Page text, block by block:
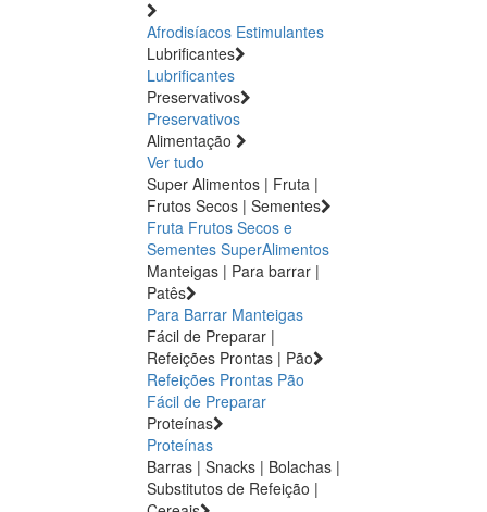
Afrodisíacos Estimulantes
Lubrificantes
Lubrificantes
Preservativos
Preservativos
Alimentação
Ver tudo
Super Alimentos | Fruta |
Frutos Secos | Sementes
Fruta Frutos Secos e
Sementes SuperAlimentos
Manteigas | Para barrar |
Patês
Para Barrar Manteigas
Fácil de Preparar |
Refeições Prontas | Pão
Refeições Prontas Pão
Fácil de Preparar
Proteínas
Proteínas
Barras | Snacks | Bolachas |
Substitutos de Refeição |